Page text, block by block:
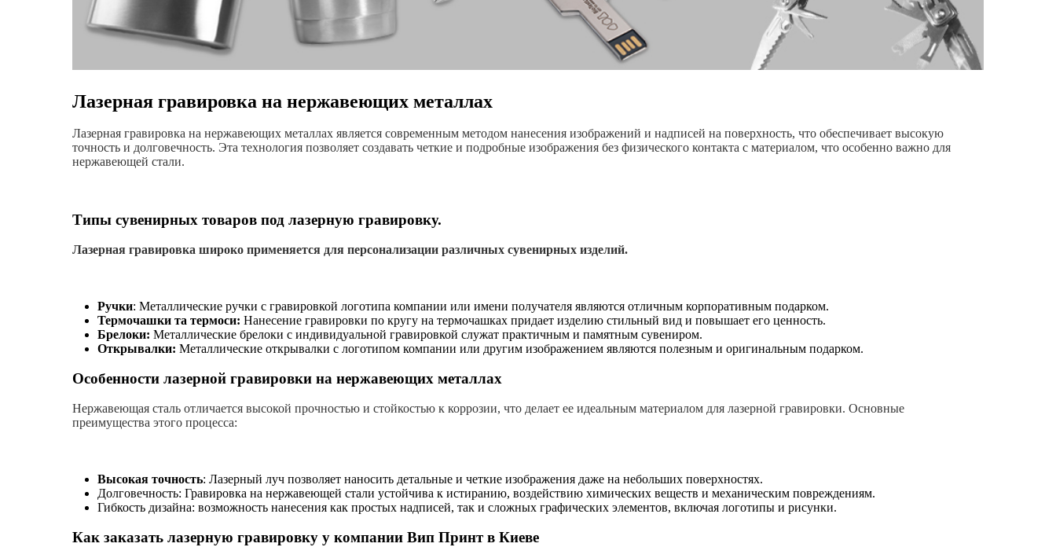
Лазерная гравировка на нержавеющих металлах
Лазерная гравировка на нержавеющих металлах является современным методом нанесения изображений и надписей на поверхность, что обеспечивает высокую
точность и долговечность. Эта технология позволяет создавать четкие и подробные изображения без физического контакта с материалом, что особенно важно для
нержавеющей стали.
Типы сувенирных товаров под лазерную гравировку.
Лазерная гравировка широко применяется для персонализации различных сувенирных изделий.
Ручки: Металлические ручки с гравировкой логотипа компании или имени получателя являются отличным корпоративным подарком.
Термочашки та термоси: Нанесение гравировки по кругу на термочашках придает изделию стильный вид и повышает его ценность.
Брелоки: Металлические брелоки с индивидуальной гравировкой служат практичным и памятным сувениром.
Открывалки: Металлические открывалки с логотипом компании или другим изображением являются полезным и оригинальным подарком.
Особенности лазерной гравировки на нержавеющих металлах
Нержавеющая сталь отличается высокой прочностью и стойкостью к коррозии, что делает ее идеальным материалом для лазерной гравировки. Основные
преимущества этого процесса:
Высокая точность: Лазерный луч позволяет наносить детальные и четкие изображения даже на небольших поверхностях.
Долговечность: Гравировка на нержавеющей стали устойчива к истиранию, воздействию химических веществ и механическим повреждениям.
Гибкость дизайна: возможность нанесения как простых надписей, так и сложных графических элементов, включая логотипы и рисунки.
Как заказать лазерную гравировку у компании Вип Принт в Киеве